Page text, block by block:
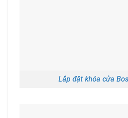
Lắp đặt khóa cửa